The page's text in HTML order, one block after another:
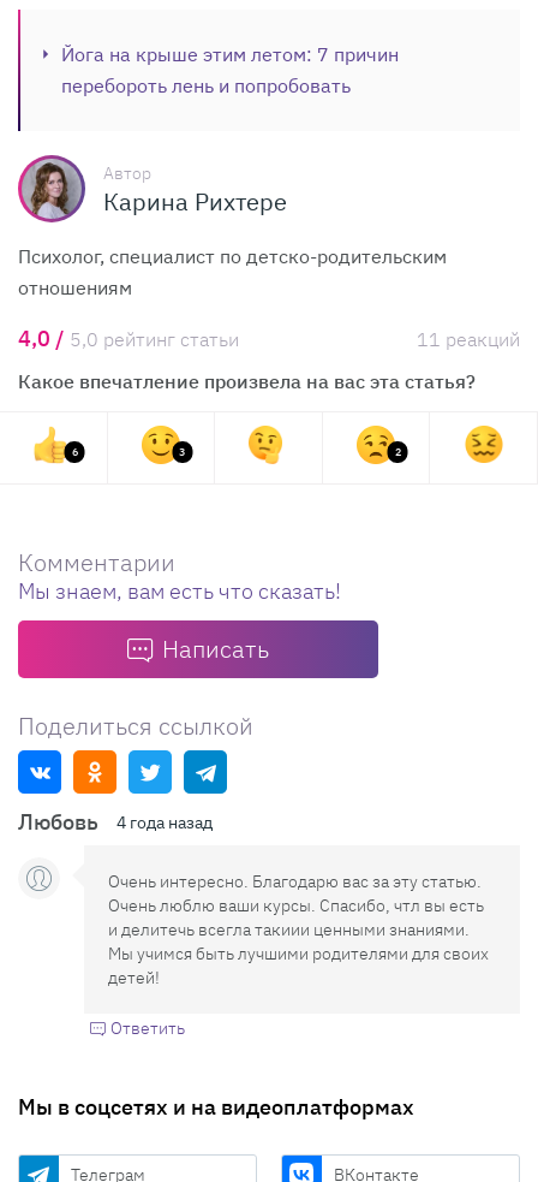
Йога на крыше этим летом: 7 причин
перебороть лень и попробовать
Автор
Карина Рихтере
Психолог, специалист по детско-родительским
отношениям
4,0 / 5,0 рейтинг статьи
11 реакций
Какое впечатление произвела на вас эта статья?
6 3 2
Комментарии
Мы знаем, вам есть что сказать!
Написать
Поделиться ссылкой
Любовь 4 года назад
Очень интересно. Благодарю вас за эту статью.
Очень люблю ваши курсы. Спасибо, чтл вы есть
и делитечь всегла такиии ценными знаниями.
Мы учимся быть лучшими родителями для своих
детей!
Ответить
Мы в соцсетях и на видеоплатформах
Телеграм ВКонтакте